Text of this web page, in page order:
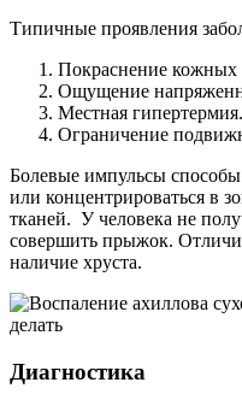
Типичные проявления
Покраснение кожных
Ощущение
Местная гипертермия.
Ограничение
Болевые импульсы
или концентрироваться в
тканей. У человека не
совершить прыжок.
наличие хруста.
Диагностика